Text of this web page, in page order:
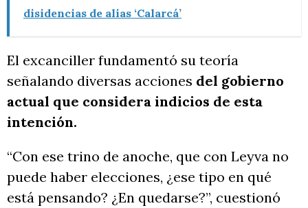
disidencias de alias ‘Calarcá’
El excanciller fundamentó su teoría
señalando diversas acciones del gobierno
actual que considera indicios de esta
intención.
“Con ese trino de anoche, que con Leyva no
puede haber elecciones, ¿ese tipo en qué
está pensando? ¿En quedarse?”, cuestionó